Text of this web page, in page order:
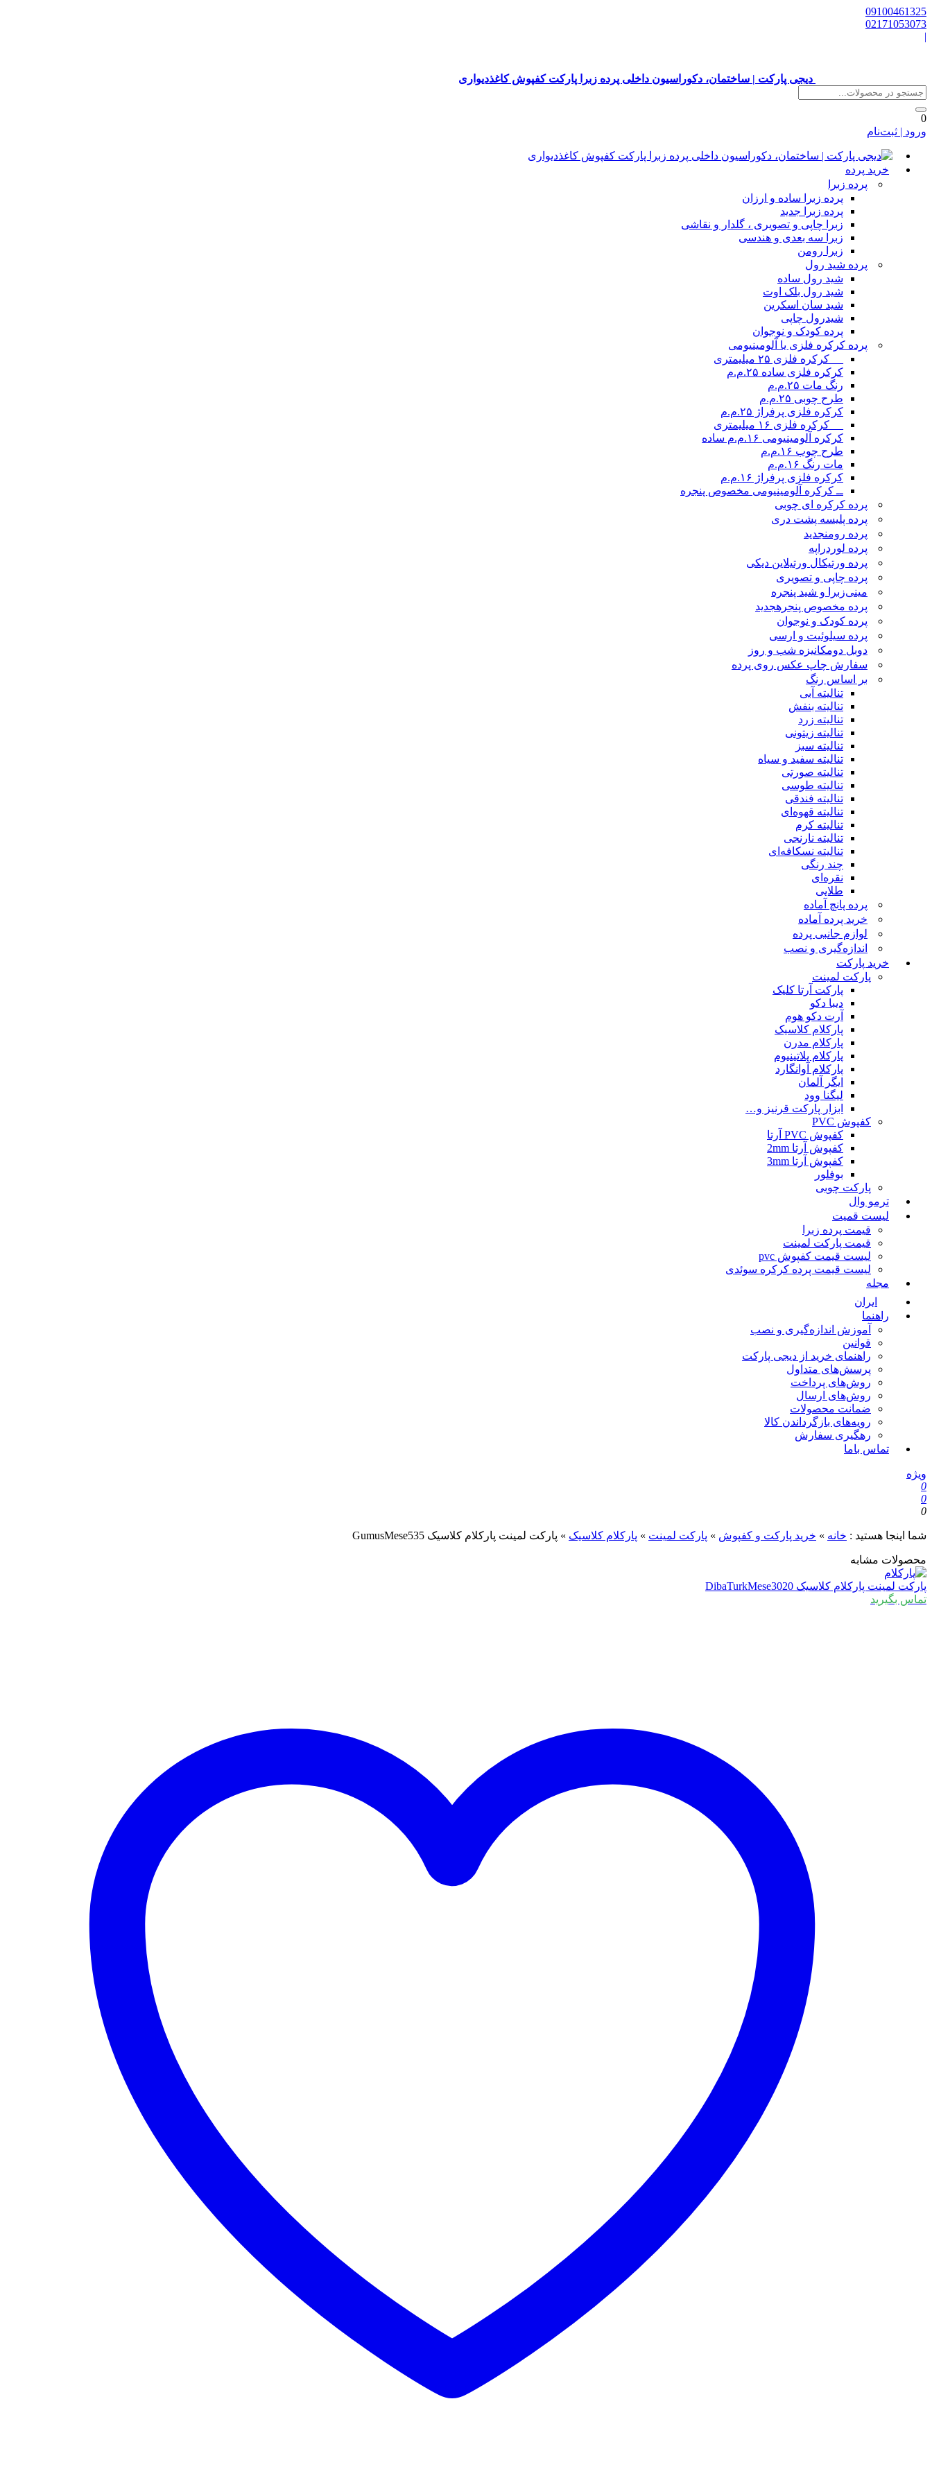
09100461325
02171053073
|
دیجی پارکت | ساختمان، دکوراسیون داخلی پرده زبرا پارکت کفپوش کاغذدیواری
0
ورود | ثبت‌نام
خرید پرده
پرده زبرا
پرده زبرا ساده و ارزان
پرده زبرا جدید
زبرا چاپی و تصویری ، گلدار و نقاشی
زبرا سه بعدی و هندسی
زبرا رومن
پرده شید رول
شید رول ساده
شید رول بلک اوت
شید سان اسکرین
شیدرول چاپی
پرده کودک و نوجوان
پرده کرکره فلزی یا آلومینیومی
__ کرکره فلزی ۲۵ میلیمتری
کرکره فلزی ساده ۲۵.م.م
رنگ مات ۲۵.م.م
طرح چوبی ۲۵.م.م
کرکره فلزی پرفراژ ۲۵.م.م
__ کرکره فلزی ۱۶ میلیمتری
کرکره آلومینیومی ۱۶.م.م ساده
طرح چوب ۱۶.م.م
مات رنگ ۱۶.م.م
کرکره فلزی پرفراژ ۱۶.م.م
ــ کرکره آلومینیومی مخصوص پنجره
پرده کرکره ای چوبی
پرده پلیسه پشت دری
پرده رومنجدید
پرده لوردراپه
پرده ورتیکال ورتیلاین دیکی
پرده چاپی و تصویری
مینی‌زبرا و شید پنجره
پرده مخصوص پنجرهجدید
پرده کودک و نوجوان
پرده سیلوئیت و ارسی
دوبل دومکانیزه شب و روز
سفارش چاپ عکس روی پرده
بر اساس رنگ
تنالیته آبی
تنالیته بنفش
تنالیته زرد
تنالیته زیتونی
تنالیته سبز
تنالیته سفید و سیاه
تنالیته صورتی
تنالیته طوسی
تنالیته فندقی
تنالیته قهوه‌ای
تنالیته کرم
تنالیته نارنجی
تنالیته نسکافه‌ای
چند رنگی
نقره‌ای
طلایی
پرده پانچ آماده
خرید پرده آماده
لوازم جانبی پرده
اندازه‌گیری و نصب
خرید پارکت
پارکت لمینت
پارکت آرتا کلیک
دیبا دکو
آرت دکو هوم
پارکلام کلاسیک
پارکلام مدرن
پارکلام پلاتینیوم
پارکلام آوانگارد
ایگر آلمان
لیگنا وود
ابزار پارکت قرنیز و…
کفپوش PVC
کفپوش PVC آرتا
کفپوش آرتا 2mm
کفپوش آرتا 3mm
بوفلور
پارکت چوبی
ترمو وال
لیست قمیت
قیمت پرده زبرا
قیمت پارکت لمینت
لیست قیمت کفپوش pvc
لیست قیمت پرده کرکره سوئدی
مجله
ایران
راهنما
آموزش اندازه‌گیری و نصب
قوانین
راهنمای خرید از دیجی پارکت
پرسش‌های متداول
روش‌های پرداخت
روش‌های ارسال
ضمانت محصولات
رویه‌های بازگرداندن کالا
رهگیری سفارش
تماس باما
ویژه
0
0
0
شما اینجا هستید : خانه » خرید پارکت و کفپوش » پارکت لمینت » پارکلام کلاسیک » پارکت لمینت پارکلام کلاسیک GumusMese535
محصولات مشابه
پارکت لمینت پارکلام کلاسیک DibaTurkMese3020
تماس بگیرید